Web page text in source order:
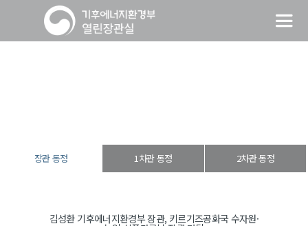
장관 동정 1차관 동정 2차관 동정
김성환 기후에너지환경부 장관, 키르기즈공화국 수자원·